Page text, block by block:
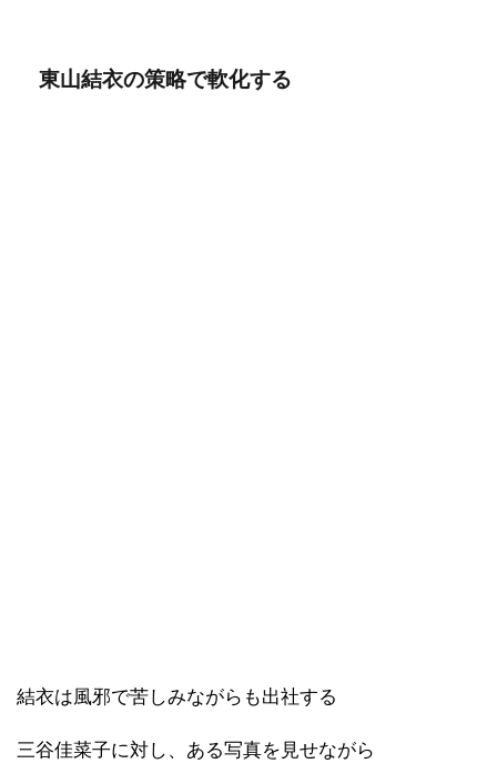
東山結衣の策略で軟化する
結衣は風邪で苦しみながらも出社する
三谷佳菜子に対し、ある写真を見せながら